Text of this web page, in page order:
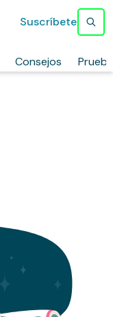
Consejos
Suscríbete